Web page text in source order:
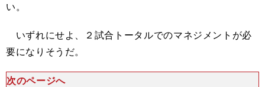
い。
いずれにせよ、２試合トータルでのマネジメントが必
要になりそうだ。
次のページへ